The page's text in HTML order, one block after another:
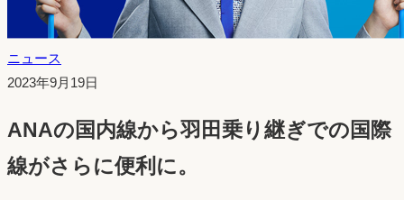
ニュース
投
日：
2023年9月19日
ANAの国内線から羽田乗り継ぎでの国際
線がさらに便利に。